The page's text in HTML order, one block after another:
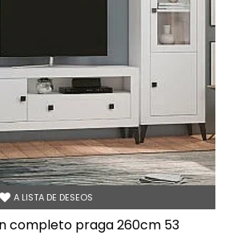
A LISTA DE DESEOS
completo praga 260cm 53